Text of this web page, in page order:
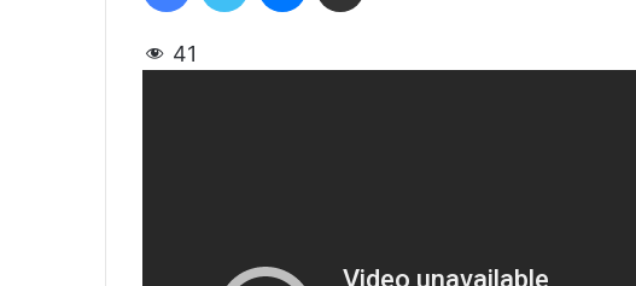
41